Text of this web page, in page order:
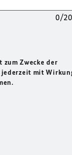
0/
zum Zwecke der
jederzeit mit